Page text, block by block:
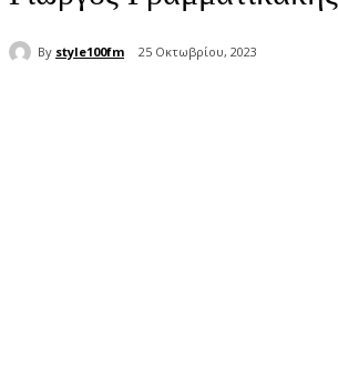
By style100fm 25 Οκτωβρίου, 2023